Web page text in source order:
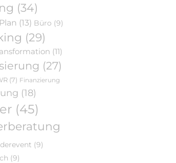
(34)
(13) Büro (9)
(29)
(11)
(27)
(7) Finanzierung
(18)
(45)
(9)
(9)